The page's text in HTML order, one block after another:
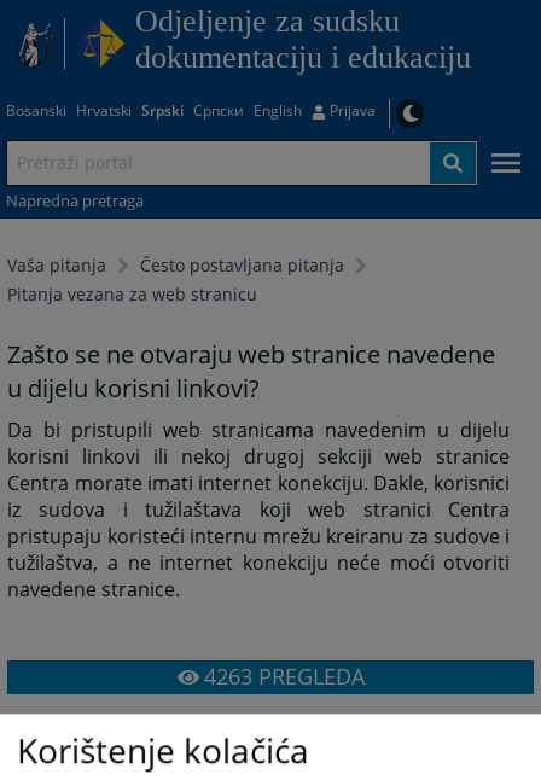
Odjeljenje za sudsku
dokumentaciju i edukaciju
Bosanski Hrvatski Srpski Српски English Prijava
Napredna pretraga
Vaša pitanja
Često postavljana pitanja
Pitanja vezana za web stranicu
Zašto se ne otvaraju web stranice navedene
u dijelu korisni linkovi?
Da bi pristupili web stranicama navedenim u dijelu
korisni linkovi ili nekoj drugoj sekciji web stranice
Centra morate imati internet konekciju. Dakle, korisnici
iz sudova i tužilaštava koji web stranici Centra
pristupaju koristeći internu mrežu kreiranu za sudove i
tužilaštva, a ne internet konekciju neće moći otvoriti
navedene stranice.
4263PREGLEDA
Korištenje kolačića